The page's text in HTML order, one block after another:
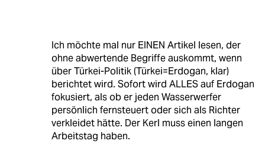
Ich möchte mal nur EINEN Artikel lesen, der
ohne abwertende Begriffe auskommt, wenn
über Türkei-Politik (Türkei=Erdogan, klar)
berichtet wird. Sofort wird ALLES auf Erdogan
fokusiert, als ob er jeden Wasserwerfer
persönlich fernsteuert oder sich als Richter
verkleidet hätte. Der Kerl muss einen langen
Arbeitstag haben.